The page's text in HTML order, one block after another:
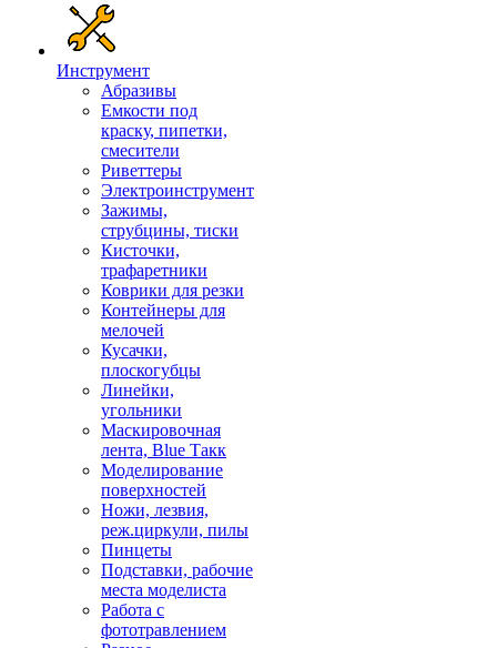
Инструмент
Абразивы
Емкости под
краску, пипетки,
смесители
Риветтеры
Электроинструмент
Зажимы,
струбцины, тиски
Кисточки,
трафаретники
Коврики для резки
Контейнеры для
мелочей
Кусачки,
плоскогубцы
Линейки,
угольники
Маскировочная
лента, Blue Такк
Моделирование
поверхностей
Ножи, лезвия,
реж.циркули, пилы
Пинцеты
Подставки, рабочие
места моделиста
Работа с
фототравлением